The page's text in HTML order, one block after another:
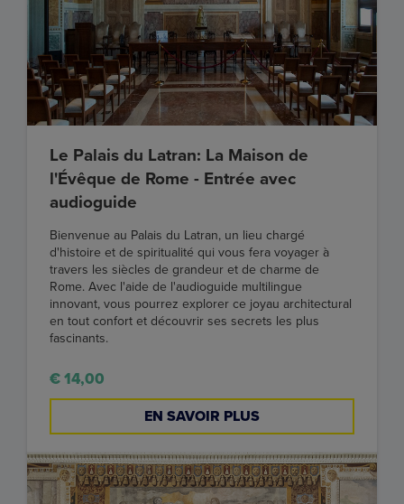
Le Palais du Latran: La Maison de
l'Évêque de Rome - Entrée avec
audioguide
Bienvenue au Palais du Latran, un lieu chargé
d'histoire et de spiritualité qui vous fera voyager à
travers les siècles de grandeur et de charme de
Rome. Avec l'aide de l'audioguide multilingue
innovant, vous pourrez explorer ce joyau architectural
en tout confort et découvrir ses secrets les plus
fascinants.
€ 14,00
EN SAVOIR PLUS